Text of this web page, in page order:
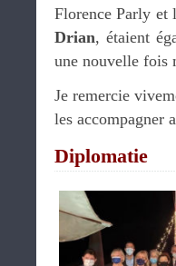
Florence Parly et
Drian, étaient
une nouvelle fois
Je remercie
les accompagner
Diplomatie